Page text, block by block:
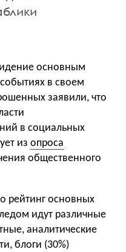
основным
в своем
заявили, что
в социальных
из опроса
общественного
рейтинг основных
идут различные
аналитические
блоги (30%)